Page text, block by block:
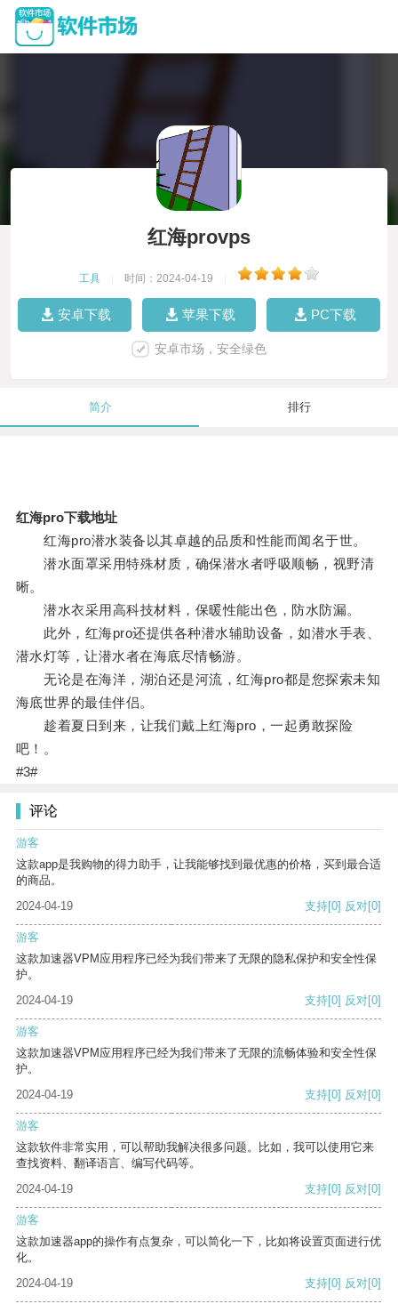
红海provps
工具 时间：2024-04-19
安卓下载 苹果下载 PC下载
安卓市场，安全绿色
简介 排行
红海pro下载地址
红海pro潜水装备以其卓越的品质和性能而闻名于世。
潜水面罩采用特殊材质，确保潜水者呼吸顺畅，视野清
晰。
潜水衣采用高科技材料，保暖性能出色，防水防漏。
此外，红海pro还提供各种潜水辅助设备，如潜水手表、
潜水灯等，让潜水者在海底尽情畅游。
无论是在海洋，湖泊还是河流，红海pro都是您探索未知
海底世界的最佳伴侣。
趁着夏日到来，让我们戴上红海pro，一起勇敢探险
吧！。
#3#
评论
游客
这款app是我购物的得力助手，让我能够找到最优惠的价格，买到最合适
的商品。
2024-04-19
支持[0] 反对[0]
游客
这款加速器VPM应用程序已经为我们带来了无限的隐私保护和安全性保
护。
2024-04-19
支持[0] 反对[0]
游客
这款加速器VPM应用程序已经为我们带来了无限的流畅体验和安全性保
护。
2024-04-19
支持[0] 反对[0]
游客
这款软件非常实用，可以帮助我解决很多问题。比如，我可以使用它来
查找资料、翻译语言、编写代码等。
2024-04-19
支持[0] 反对[0]
游客
这款加速器app的操作有点复杂，可以简化一下，比如将设置页面进行优
化。
2024-04-19
支持[0] 反对[0]